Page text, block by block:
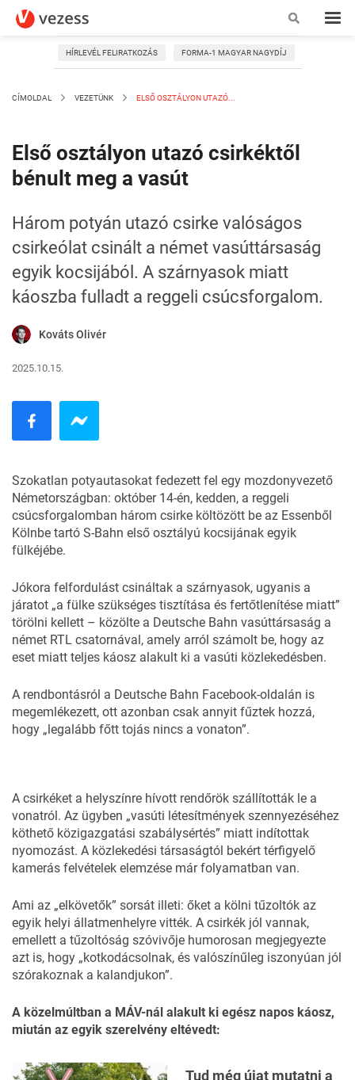
HÍRLEVÉL FELIRATKOZÁS FORMA-1 MAGYAR NAGYDÍJ
CÍMOLDAL VEZETÜNK ELSŐ OSZTÁLYON UTAZÓ...
Első osztályon utazó csirkéktől
bénult meg a vasút
Három potyán utazó csirke valóságos
csirkeólat csinált a német vasúttársaság
egyik kocsijából. A szárnyasok miatt
káoszba fulladt a reggeli csúcsforgalom.
Kováts Olivér
2025.10.15.
Szokatlan potyautasokat fedezett fel egy mozdonyvezető
Németországban: október 14-én, kedden, a reggeli
csúcsforgalomban három csirke költözött be az Essenből
Kölnbe tartó S-Bahn első osztályú kocsijának egyik
fülkéjébe.
Jókora felfordulást csináltak a szárnyasok, ugyanis a
járatot „a fülke szükséges tisztítása és fertőtlenítése miatt”
törölni kellett – közölte a Deutsche Bahn vasúttársaság a
német RTL csatornával, amely arról számolt be, hogy az
eset miatt teljes káosz alakult ki a vasúti közlekedésben.
A rendbontásról a Deutsche Bahn Facebook-oldalán is
megemlékezett, ott azonban csak annyit fűztek hozzá,
hogy „legalább főtt tojás nincs a vonaton”.
A csirkéket a helyszínre hívott rendőrök szállították le a
vonatról. Az ügyben „vasúti létesítmények szennyezéséhez
köthető közigazgatási szabálysértés” miatt indítottak
nyomozást. A közlekedési társaságtól bekért térfigyelő
kamerás felvételek elemzése már folyamatban van.
Ami az „elkövetők” sorsát illeti: őket a kölni tűzoltók az
egyik helyi állatmenhelyre vitték. A csirkék jól vannak,
emellett a tűzoltóság szóvivője humorosan megjegyezte
azt is, hogy „kotkodácsolnak, és valószínűleg iszonyúan jól
szórakoznak a kalandjukon”.
A közelmúltban a MÁV-nál alakult ki egész napos káosz,
miután az egyik szerelvény eltévedt:
Tud még újat mutatni a